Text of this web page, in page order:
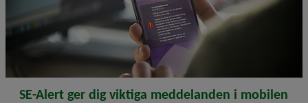
2026-06-23
SE-Alert ger dig viktiga meddelanden i mobilen